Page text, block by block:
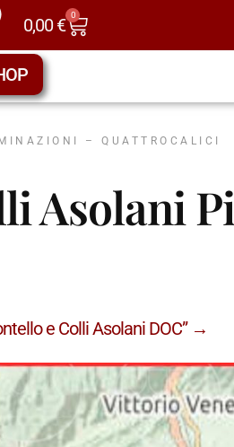
0,00€ 0
– QUATTROCALICI
Asolani
e Colli Asolani DOC” →